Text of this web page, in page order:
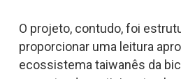
O projeto, contudo, foi
proporcionar uma leitura
ecossistema taiwanês da